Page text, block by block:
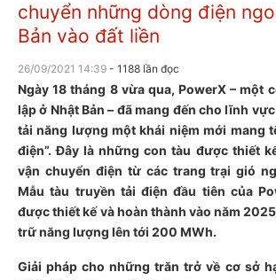
chuyển những dòng điện
Bản vào đất liền
26/09/2021 14:39 - 1188 lần đọc
Ngày 18 tháng 8 vừa qua, PowerX – một
lập ở Nhật Bản – đã mang đến cho lĩnh
tải năng lượng một khái niệm mới mang
điện”. Đây là những con tàu được thiết
vận chuyển điện từ các trang trại gió
Mẫu tàu truyền tải điện đầu tiên của
được thiết kế và hoàn thành vào năm
trữ năng lượng lên tới 200 MWh.
Giải pháp cho những trăn trở về cơ sở